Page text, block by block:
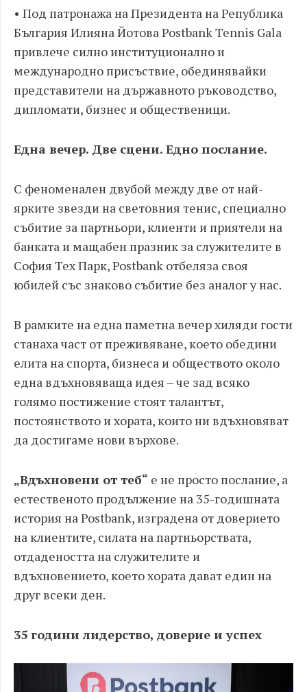
• Под патронажа на Президента на Република
България Илияна Йотова Postbank Tennis Gala
привлече силно институционално и
международно присъствие, обединявайки
представители на държавното ръководство,
дипломати, бизнес и общественици.
Една вечер. Две сцени. Едно послание.
С феноменален двубой между две от най-
ярките звезди на световния тенис, специално
събитие за партньори, клиенти и приятели на
банката и мащабен празник за служителите в
София Тех Парк, Postbank отбеляза своя
юбилей със знаково събитие без аналог у нас.
В рамките на една паметна вечер хиляди гости
станаха част от преживяване, което обедини
елита на спорта, бизнеса и обществото около
една вдъхновяваща идея – че зад всяко
голямо постижение стоят талантът,
постоянството и хората, които ни вдъхновяват
да достигаме нови върхове.
„Вдъхновени от теб“ е не просто послание, а
естественото продължение на 35-годишната
история на Postbank, изградена от доверието
на клиентите, силата на партньорствата,
отдадеността на служителите и
вдъхновението, което хората дават един на
друг всеки ден.
35 години лидерство, доверие и успех